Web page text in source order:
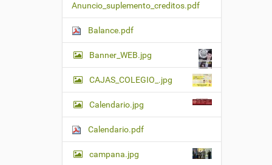
Anuncio_suplemento_creditos.pdf
Balance.pdf
Banner_WEB.jpg
CAJAS_COLEGIO_.jpg
Calendario.jpg
Calendario.pdf
campana.jpg